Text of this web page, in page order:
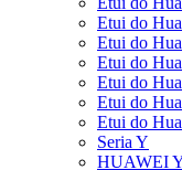
Etui do
Etui do
Etui do
Etui do
Etui do
Etui do
Seria Y
HUAWEI